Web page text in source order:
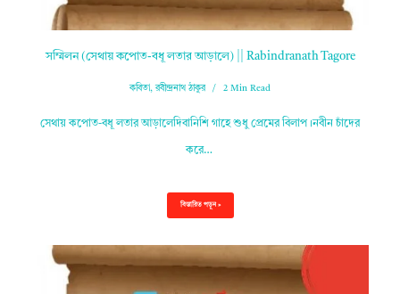
সম্মিলন (সেথায় কপোত-বধূ লতার আড়ালে) || Rabindranath Tagore
কবিতা,রবীন্দ্রনাথ ঠাকুর 2 Min Read
সেথায় কপোত-বধূ লতার আড়ালেদিবানিশি গাহে শুধু প্রেমের বিলাপ।নবীন চাঁদের
করে…
বিস্তারিত পড়ুন »